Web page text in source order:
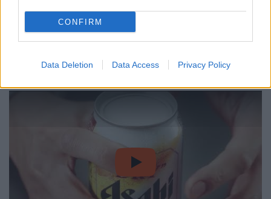
CONFIRM
Data Deletion Data Access Privacy Policy
Η Asahi έχει ήδη καταγγείλει το περιστατικό
στην αστυνομία του Τόκιο, διαβεβαιώνοντας
πωςκανένα προσωπικό δεδομένο πελατών
δεν παραβιάστηκε
. Οι διεθνείς της
δραστηριότητες παραμένουν ανεπηρέαστες.
video